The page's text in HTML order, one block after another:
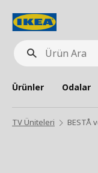
Ürün
Ara
Ürünler Odalar
TV Üniteleri BESTÅ